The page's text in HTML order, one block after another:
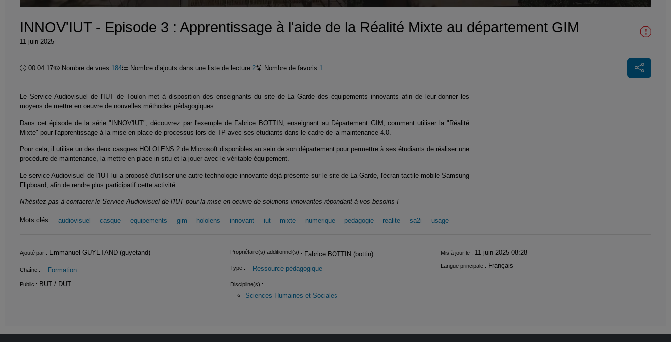
INNOV'IUT - Episode 3 : Apprentissage à l'aide de la Réalité Mixte au département GIM
11 juin 2025
Durée :
00:04:17 Nombre de vues 184 Nombre d’ajouts dans une liste de lecture 2 Nombre de favoris 1
Le Service Audiovisuel de l'IUT de Toulon met à disposition des enseignants du site de La Garde des équipements innovants afin de leur donner les
moyens de mettre en oeuvre de nouvelles méthodes pédagogiques.
Dans cet épisode de la série "INNOV'IUT", découvrez par l'exemple de Fabrice BOTTIN, enseignant au Département GIM, comment utiliser la "Réalité
Mixte" pour l'apprentissage à la mise en place de processus lors de TP avec ses étudiants dans le cadre de la maintenance 4.0.
Pour cela, il utilise un des deux casques HOLOLENS 2 de Microsoft disponibles au sein de son département pour permettre à ses étudiants de réaliser une
procédure de maintenance, la mettre en place in-situ et la jouer avec le véritable équipement.
Le service Audiovisuel de l'IUT lui a proposé d'utiliser une autre technologie innovante déjà présente sur le site de La Garde, l'écran tactile mobile Samsung
Flipboard, afin de rendre plus participatif cette activité.
N'hésitez pas à contacter le Service Audiovisuel de l'IUT pour la mise en oeuvre de solutions innovantes répondant à vos besoins !
Mots clés : audiovisuel casque equipements gim hololens innovant iut mixte numerique pedagogie realite sa2i usage
Informations
Ajouté par : Emmanuel GUYETAND (guyetand) Propriétaire(s) additionnel(s) : Fabrice BOTTIN (bottin) Mis à jour le : 11 juin 2025 08:28
Chaîne : Formation Type : Ressource pédagogique Langue principale : Français
Public : BUT / DUT Discipline(s) :
Sciences Humaines et Sociales